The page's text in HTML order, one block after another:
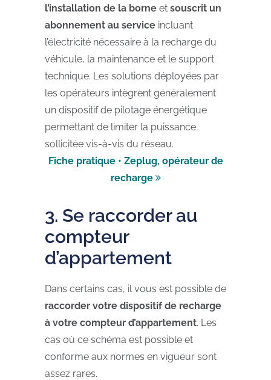
l’installation de la borne et souscrit un
abonnement au service incluant
l’électricité nécessaire à la recharge du
véhicule, la maintenance et le support
technique. Les solutions déployées par
les opérateurs intègrent généralement
un dispositif de pilotage énergétique
permettant de limiter la puissance
sollicitée vis-à-vis du réseau.
Fiche pratique • Zeplug, opérateur de
recharge
3. Se raccorder au
compteur
d’appartement
Dans certains cas, il vous est possible de
raccorder votre dispositif de recharge
à votre compteur d’appartement. Les
cas où ce schéma est possible et
conforme aux normes en vigueur sont
assez rares.